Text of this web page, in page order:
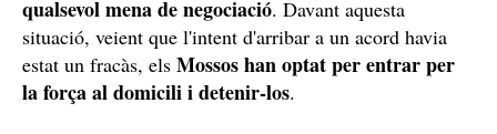
qualsevol mena de negociació. Davant aquesta
situació, veient que l'intent d'arribar a un acord havia
estat un fracàs, els Mossos han optat per entrar per
la força al domicili i detenir-los.